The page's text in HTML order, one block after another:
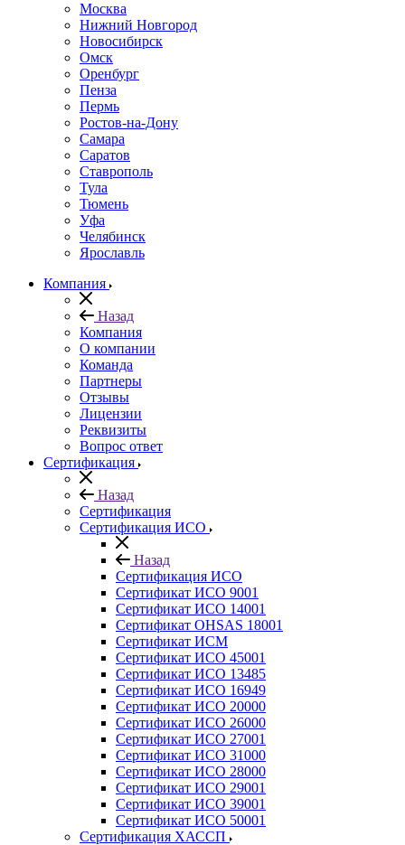
Москва
Нижний Новгород
Новосибирск
Омск
Оренбург
Пенза
Пермь
Ростов-на-Дону
Самара
Саратов
Ставрополь
Тула
Тюмень
Уфа
Челябинск
Ярославль
Компания
Назад
Компания
О компании
Команда
Партнеры
Отзывы
Лицензии
Реквизиты
Вопрос ответ
Сертификация
Назад
Сертификация
Сертификация ИСО
Назад
Сертификация ИСО
Сертификат ИСО 9001
Сертификат ИСО 14001
Сертификат OHSAS 18001
Сертификат ИСМ
Сертификат ИСО 45001
Сертификат ИСО 13485
Сертификат ИСО 16949
Сертификат ИСО 20000
Сертификат ИСО 26000
Сертификат ИСО 27001
Сертификат ИСО 31000
Сертификат ИСО 28000
Сертификат ИСО 29001
Сертификат ИСО 39001
Сертификат ИСО 50001
Сертификация ХАССП